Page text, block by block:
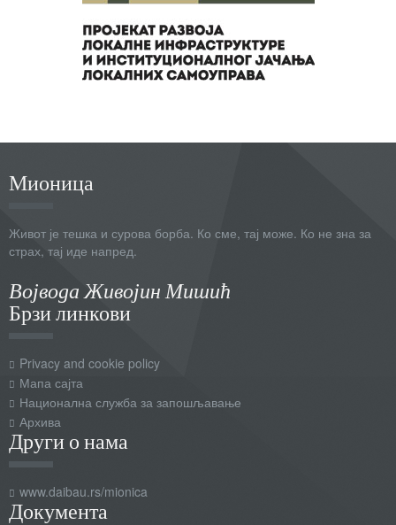
Мионица
Живот је тешка и сурова борба. Ко сме, тај може. Ко не зна за
страх, тај иде напред.
Војвода Живојин Мишић
Брзи линкови
Privacy and cookie policy
Мапа сајта
Национална служба за запошљавање
Архива
Други о нама
www.daibau.rs/mionica
Документа